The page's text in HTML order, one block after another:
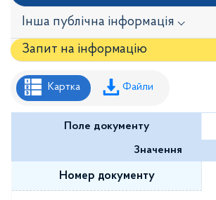
Інша публічна інформація ⌵
Запит на iнформацію
Рішення районної ради
Рішення виконавчого комітету
Розпорядження районного голови
Регуляторні акти
Проекти рішень районної ради
Картка Файли
Поле документу
Значення
Номер документу